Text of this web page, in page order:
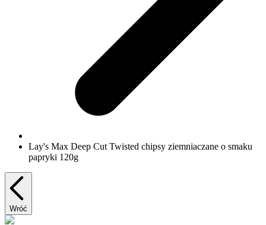
Lay's Max Deep Cut Twisted chipsy ziemniaczane o smaku
papryki 120g
Wróć